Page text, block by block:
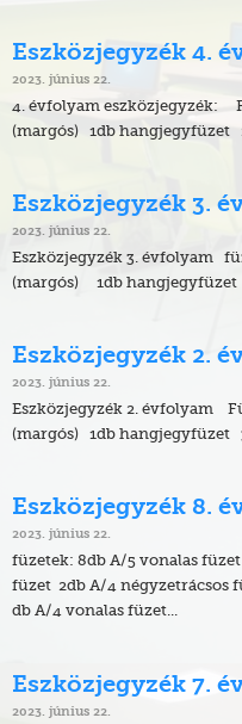
Eszközjegyzék 4.
2023. június 22.
4. évfolyam eszközjegyzék:
(margós) 1db hangjegyfüzet
Eszközjegyzék 3.
2023. június 22.
Eszközjegyzék 3. évfolyam
(margós) 1db hangjegyfüzet
Eszközjegyzék 2.
2023. június 22.
Eszközjegyzék 2. évfolyam
(margós) 1db hangjegyfüzet
Eszközjegyzék 8.
2023. június 22.
füzetek: 8db A/5 vonalas
füzet 2db A/4 négyzetrácsos
db A/4 vonalas füzet...
Eszközjegyzék 7.
2023. június 22.